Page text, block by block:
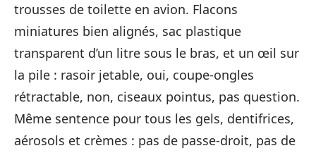
trousses de toilette en avion. Flacons
miniatures bien alignés, sac plastique
transparent d’un litre sous le bras, et un œil sur
la pile : rasoir jetable, oui, coupe-ongles
rétractable, non, ciseaux pointus, pas question.
Même sentence pour tous les gels, dentifrices,
aérosols et crèmes : pas de passe-droit, pas de